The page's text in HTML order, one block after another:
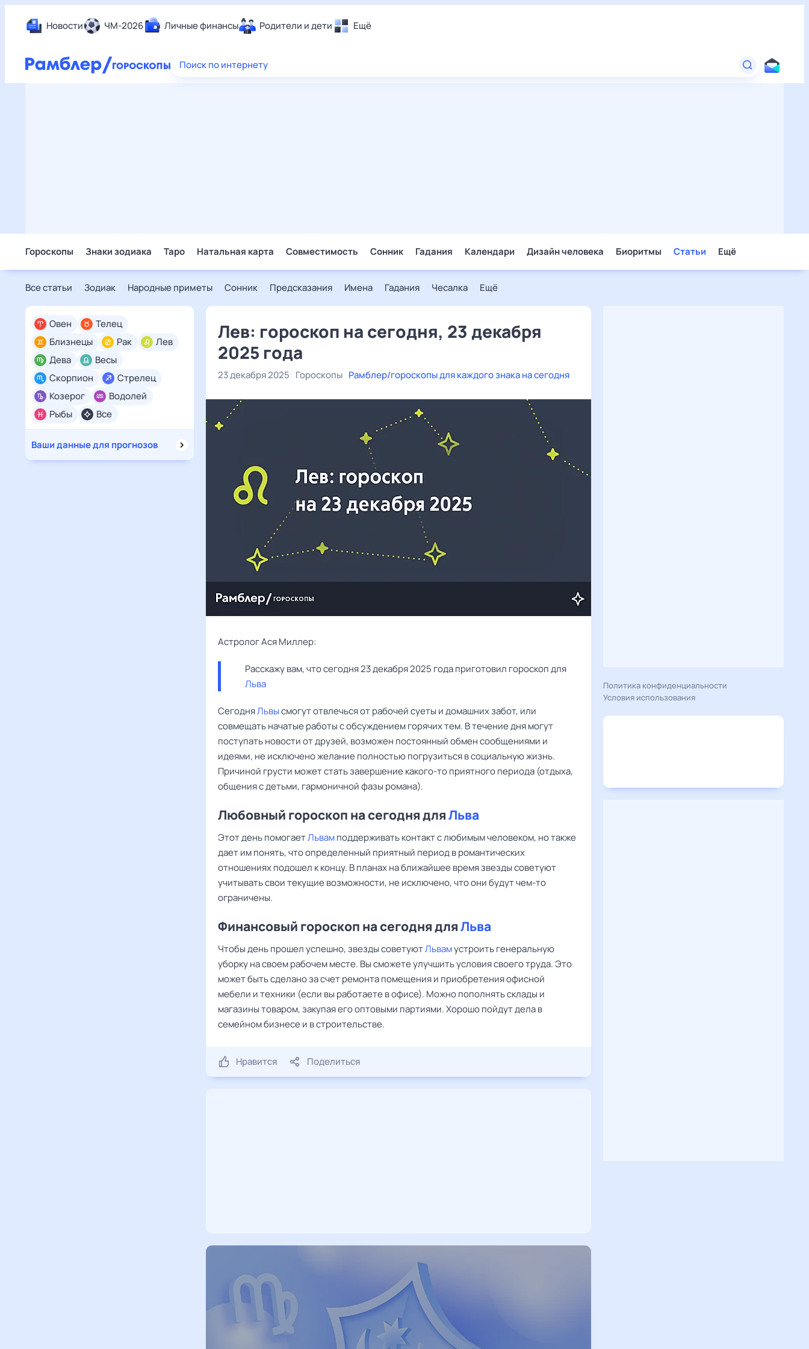
Новости ЧМ-2026 Личные финансы Родители и дети Ещё
Еда
Поиск по интернету
Гороскопы Знаки зодиака Таро Натальная карта Совместимость Сонник Гадания Календари Дизайн человека Биоритмы Статьи Ещё
Все статьи Зодиак Народные приметы Сонник Предсказания Имена Гадания Чесалка Ещё
Все
Овен
Телец
Близнецы
Рак
Лев
Дева
Весы
Скорпион
Стрелец
Козерог
Водолей
Рыбы
Ваши данные для прогнозов
Лев: гороскоп на сегодня, 23 декабря
2025 года
23 декабря 2025 Гороскопы Рамблер/гороскопы для каждого знака на сегодня
Астролог Ася Миллер:
Льва
СегодняЛьвысмогут отвлечься от рабочей суеты и домашних забот, или
совмещать начатые работы с обсуждением горячих тем. В течение дня могут
поступать новости от друзей, возможен постоянный обмен сообщениями и
идеями, не исключено желание полностью погрузиться в социальную жизнь.
Причиной грусти может стать завершение какого-то приятного периода (отдыха,
общения с детьми, гармоничной фазы романа).
Любовный гороскоп на сегодня дляЛьва
Этот день помогаетЛьвамподдерживать контакт с любимым человеком, но также
дает им понять, что определенный приятный период в романтических
отношениях подошел к концу. В планах на ближайшее время звезды советуют
учитывать свои текущие возможности, не исключено, что они будут чем-то
ограничены.
Финансовый гороскоп на сегодня дляЛьва
Чтобы день прошел успешно, звезды советуютЛьвамустроить генеральную
уборку на своем рабочем месте. Вы сможете улучшить условия своего труда. Это
может быть сделано за счет ремонта помещения и приобретения офисной
мебели и техники (если вы работаете в офисе). Можно пополнять склады и
магазины товаром, закупая его оптовыми партиями. Хорошо пойдут дела в
семейном бизнесе и в строительстве.
Нравится Поделиться
Политика конфиденциальности
Условия использования